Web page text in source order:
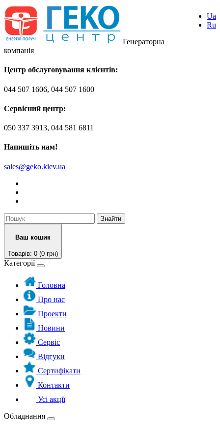
Ua
Ru
Генераторна
компанія
Центр обслуговування клієнтів:
044 507 1606, 044 507 1600
Сервісний центр:
050 337 3913, 044 581 6811
Напишіть нам!
sales@geko.kiev.ua
Знайти
Ваш кошик
Товарів: 0 (0 грн)
Категорії
Головна
Про нас
Проекти
Новини
Сервіс
Відгуки
Сертифікати
Контакти
Усі акції
Обладнання